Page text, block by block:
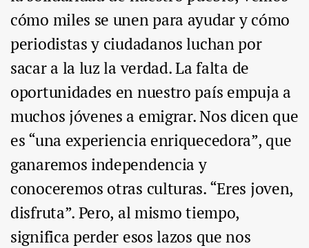
cómo miles se unen para ayudar y cómo
periodistas y ciudadanos luchan por
sacar a la luz la verdad. La falta de
oportunidades en nuestro país empuja a
muchos jóvenes a emigrar. Nos dicen que
es “una experiencia enriquecedora”, que
ganaremos independencia y
conoceremos otras culturas. “Eres joven,
disfruta”. Pero, al mismo tiempo,
significa perder esos lazos que nos